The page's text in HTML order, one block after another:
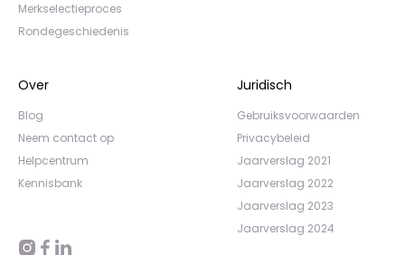
Merkselectieproces
Rondegeschiedenis
Over
Blog
Neem contact op
Helpcentrum
Kennisbank
Juridisch
Gebruiksvoorwaarden
Privacybeleid
Jaarverslag 2021
Jaarverslag 2022
Jaarverslag 2023
Jaarverslag 2024